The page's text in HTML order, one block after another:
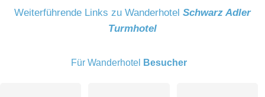
Weiterführende Links zu Wanderhotel Schwarz Adler
Turmhotel
Für Wanderhotel Besucher